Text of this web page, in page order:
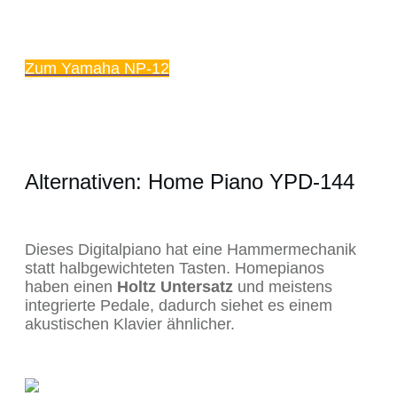
Zum Yamaha NP-12
Alternativen: Home Piano YPD-144
Dieses Digitalpiano hat eine Hammermechanik
statt halbgewichteten Tasten. Homepianos
haben einen Holtz Untersatz und meistens
integrierte Pedale, dadurch siehet es einem
akustischen Klavier ähnlicher.